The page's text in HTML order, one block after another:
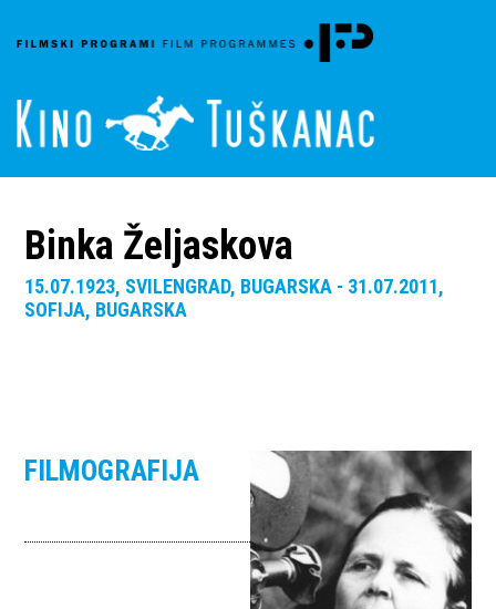
Binka Željaskova
15.07.1923, SVILENGRAD, BUGARSKA - 31.07.2011,
SOFIJA, BUGARSKA
FILMOGRAFIJA